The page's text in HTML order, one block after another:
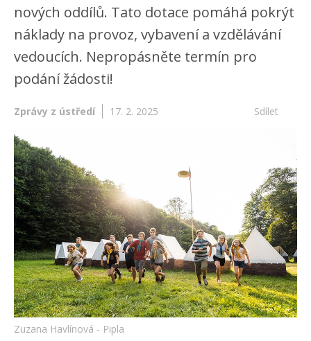
nových oddílů. Tato dotace pomáhá pokrýt
náklady na provoz, vybavení a vzdělávání
vedoucích. Nepropásněte termín pro
podání žádosti!
Zprávy z ústředí 17. 2. 2025 Sdílet
Zuzana Havlínová - Pipla